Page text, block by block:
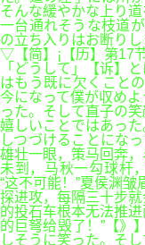
そんな緩やかな上り
一台通れそうな枝道
の立ち入りはお断り
▽【简】¡【历】第17
「どうして」【诉】
はもう既に欠くこと
今になって僕が収め
った。そして直子の
嬉しいことではあっ
しつづけることにな
雄壮一眼，策马回奔
未到，马秋一勾球
“这不可能！”夏侯渊
探进攻，每隔三十步
的投石车根本无法推
的巨弩给毁了！”【》
しそうに笑った。そ